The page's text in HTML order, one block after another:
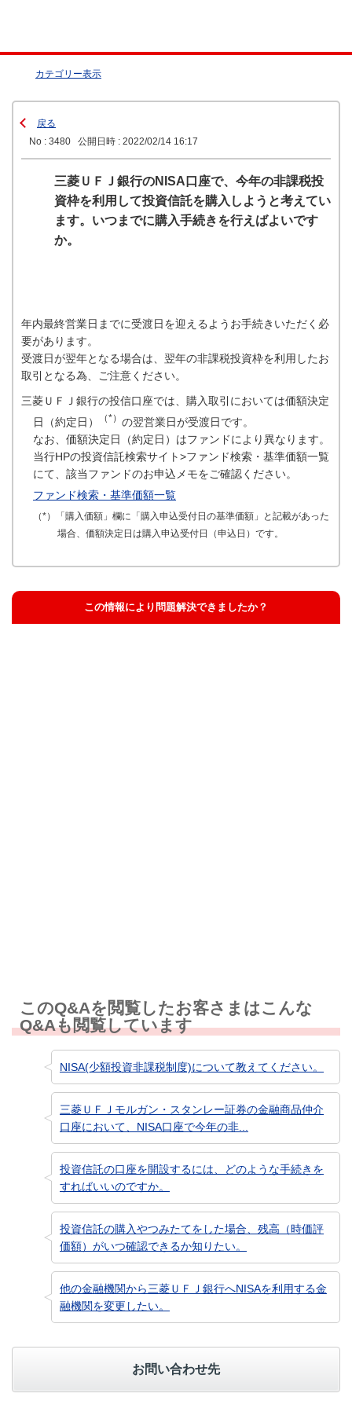
カテゴリー表示
戻る
No : 3480
公開日時 : 2022/02/14 16:17
三菱ＵＦＪ銀行のNISA口座で、今年の非課税投
資枠を利用して投資信託を購入しようと考えてい
ます。いつまでに購入手続きを行えばよいです
か。
年内最終営業日までに受渡日を迎えるようお手続きいただく必
要があります。
受渡日が翌年となる場合は、翌年の非課税投資枠を利用したお
取引となる為、ご注意ください。
三菱ＵＦＪ銀行の投信口座では、購入取引においては価額決定
日（約定日）
（*） の翌営業日が受渡日です。
なお、価額決定日（約定日）はファンドにより異なります。
当行HPの投資信託検索サイト>ファンド検索・基準価額一覧
にて、該当ファンドのお申込メモをご確認ください。
ファンド検索・基準価額一覧
（*）「購入価額」欄に「購入申込受付日の基準価額」と記載があった
場合、価額決定日は購入申込受付日（申込日）です。
この情報により問題解決できましたか？
このQ&Aを閲覧したお客さまはこんな
Q&Aも閲覧しています
NISA(少額投資非課税制度)について教えてください。
三菱ＵＦＪモルガン・スタンレー証券の金融商品仲介
口座において、NISA口座で今年の非...
投資信託の口座を開設するには、どのような手続きを
すればいいのですか。
投資信託の購入やつみたてをした場合、残高（時価評
価額）がいつ確認できるか知りたい。
他の金融機関から三菱ＵＦＪ銀行へNISAを利用する金
融機関を変更したい。
お問い合わせ先